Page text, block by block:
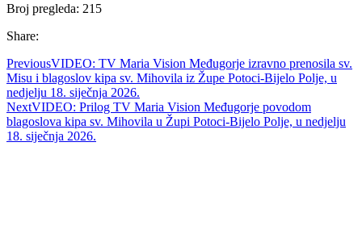
Broj pregleda: 215
Share:
PreviousVIDEO: TV Maria Vision Međugorje izravno prenosila sv.
Misu i blagoslov kipa sv. Mihovila iz Župe Potoci-Bijelo Polje, u
nedjelju 18. siječnja 2026.
NextVIDEO: Prilog TV Maria Vision Međugorje povodom
blagoslova kipa sv. Mihovila u Župi Potoci-Bijelo Polje, u nedjelju
18. siječnja 2026.